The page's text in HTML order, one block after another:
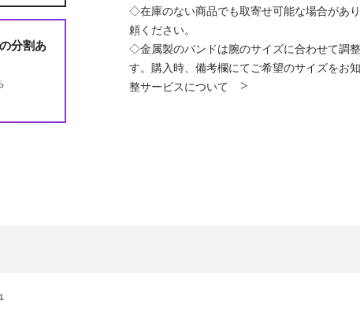
分割あ
◇在庫のない商品でも取寄せ可能な場合があ
頼ください。
◇金属製のバンドは腕のサイズに合わせて調
す。購入時、備考欄にてご希望のサイズをお知
整サービスについて >